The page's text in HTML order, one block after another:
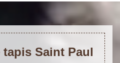
tapis Saint Paul